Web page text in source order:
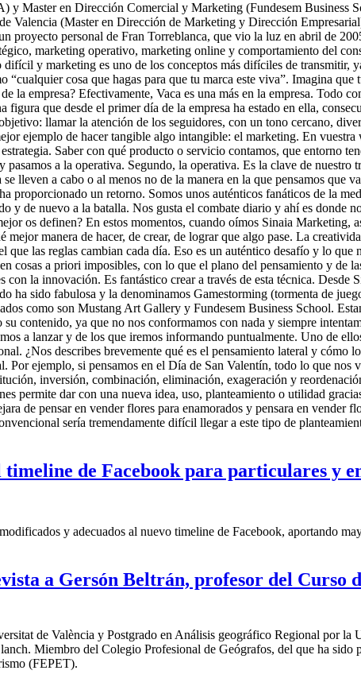
y Master en Dirección Comercial y Marketing (Fundesem Business
Valencia (Master en Dirección de Marketing y Dirección
proyecto personal de Fran Torreblanca, que vio la luz en abril de
marketing operativo, marketing online y comportamiento del
y marketing es uno de los conceptos más difíciles de transmitir,
cosa que hagas para que tu marca este viva”. Imagina
la empresa? Efectivamente, Vaca es una más en la empresa. Todo
figura que desde el primer día de la empresa ha estado en ella,
llamar la atención de los seguidores, con un tono cercano,
ejemplo de hacer tangible algo intangible: el marketing. En
Saber con qué producto o servicio contamos, que entorno
a la operativa. Segundo, la operativa. Es la clave de nuestro
lleven a cabo o al menos no de la manera en la que pensamos
proporcionado un retorno. Somos unos auténticos fanáticos de la
y de nuevo a la batalla. Nos gusta el combate diario y ahí es donde
os definen? En estos momentos, cuando oímos Sinaia Marketing,
manera de hacer, de crear, de lograr que algo pase. La
las reglas cambian cada día. Eso es un auténtico desafío y lo
cosas a priori imposibles, con lo que el plano del pensamiento y de
con la innovación. Es fantástico crear a través de esta técnica.
ha sido fabulosa y la denominamos Gamestorming (tormenta de
como son Mustang Art Gallery y Fundesem Business School.
su contenido, ya que no nos conformamos con nada y siempre
a lanzar y de los que iremos informando puntualmente. Uno de
¿Nos describes brevemente qué es el pensamiento lateral y cómo
Por ejemplo, si pensamos en el Día de San Valentín, todo lo que
inversión, combinación, eliminación, exageración y
permite dar con una nueva idea, uso, planteamiento o utilidad
de pensar en vender flores para enamorados y pensara en vender
sería tremendamente difícil llegar a este tipo de
timeline de Facebook para particulares y
y adecuados al nuevo timeline de Facebook, aportando
a Gersón Beltrán, profesor del Curso
de València y Postgrado en Análisis geográfico Regional por
Miembro del Colegio Profesional de Geógrafos, del que ha sido
(FEPET).